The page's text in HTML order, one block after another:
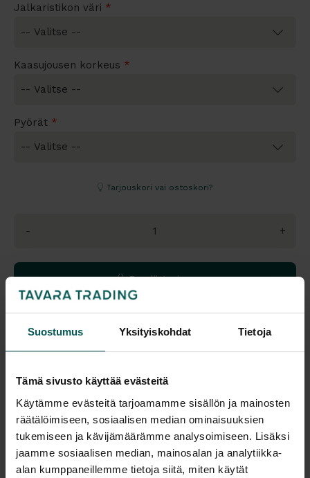
Suostumus Yksityiskohdat Tietoja
Tämä sivusto käyttää evästeitä
Käytämme evästeitä tarjoamamme sisällön ja mainosten
räätälöimiseen, sosiaalisen median ominaisuuksien
tukemiseen ja kävijämäärämme analysoimiseen. Lisäksi
jaamme sosiaalisen median, mainosalan ja analytiikka-
alan kumppaneillemme tietoja siitä, miten käytät
Jalkaristikon väri *
Kaasujousen korkeus *
Pyörät *
Tarjouskori vai ostoskori?
- +
Pyydä tarjous
Lisää ostoskoriin
Saatavuus
Vantaa: Tilaustuote
Tampere: Tilaustuote
Toimitus
Toimitusaika: 4-6 vko
Toimitukset kattavasti
koko Suomeen.